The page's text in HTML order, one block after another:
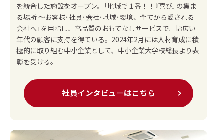
を統合した施設をオープン。「地域で１番！！『喜び』の集ま
る場所 ～お客様･社員･会社･地域･環境、全てから愛される
会社へ」を目指し、高品質のおもてなしサービスで、幅広い
年代の顧客に支持を得ている。2024年2月には人材育成に積
極的に取り組む中小企業として、中小企業大学校総長より表
彰を受ける。
社員インタビューはこちら